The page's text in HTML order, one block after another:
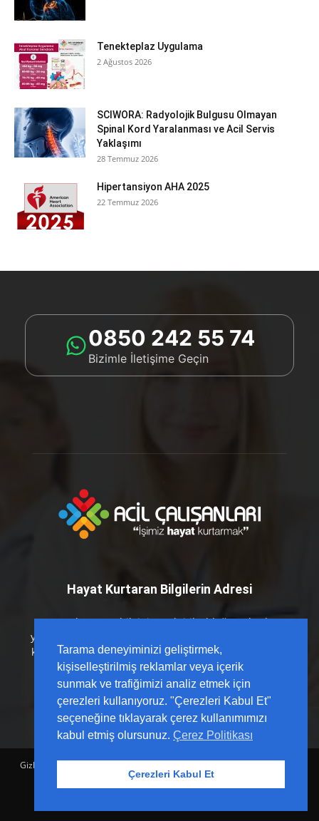
Tenekteplaz Uygulama
2 Ağustos 2026
SCIWORA: Radyolojik Bulgusu Olmayan
Spinal Kord Yaralanması ve Acil Servis
Yaklaşımı
28 Temmuz 2026
Hipertansiyon AHA 2025
22 Temmuz 2026
0850 242 55 74
Bizimle İletişime Geçin
Hayat Kurtaran Bilgilerin Adresi
Hayat kurtaran bilginin en kritik olduğu anlarda
yanınızdayız. Acil Çalışanları platformu olarak; sahada
karşılığı olan, güncel kılavuzlarla desteklenmiş ve hızlı
erişilebilir içerikleri sizlerle buluşturuyoruz.
Gizlilik Politikası
İletişim
Yardım Merkezi
Tarama deneyiminizi geliştirmek,
kişiselleştirilmiş reklamlar veya içerik
sunmak ve trafiğimizi analiz etmek için
çerezleri kullanıyoruz. "Çerezleri Kabul Et"
seçeneğine tıklayarak çerez kullanımımızı
kabul etmiş olursunuz. Çerez Politikası
Çerezleri Kabul Et